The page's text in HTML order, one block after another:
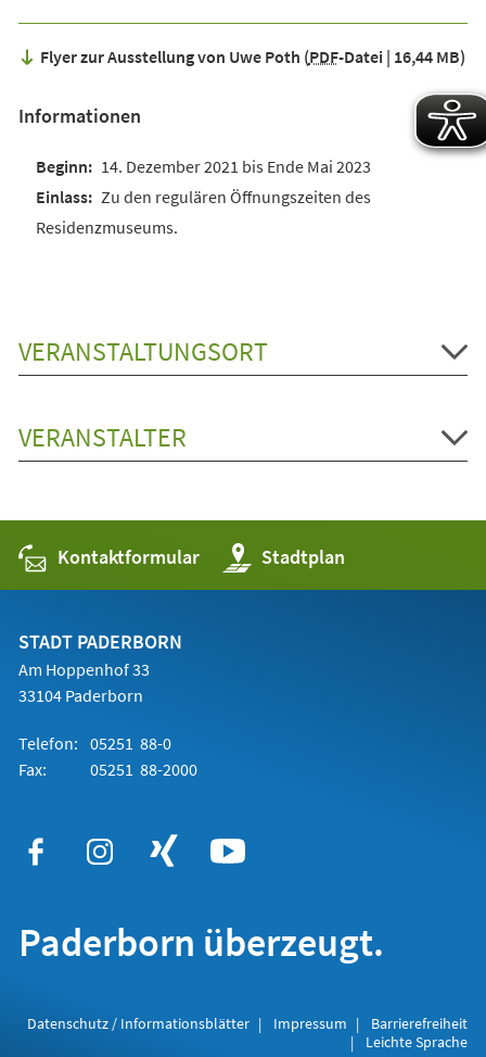
Flyer zur Ausstellung von Uwe Poth PDF-Datei 16,44 MB
Informationen
14. Dezember 2021 bis Ende Mai 2023
Zu den regulären Öffnungszeiten des
Residenzmuseums.
VERANSTALTUNGSORT
VERANSTALTER
Kontaktformular Stadtplan
(Öffnet
in
einem
STADT PADERBORN
Am Hoppenhof 33
33104 Paderborn
Telefon: 05251 88-0
Fax:
05251 88-2000
Paderborn überzeugt.
Datenschutz / Informationsblätter Impressum
Barrierefreiheit
Leichte Sprache